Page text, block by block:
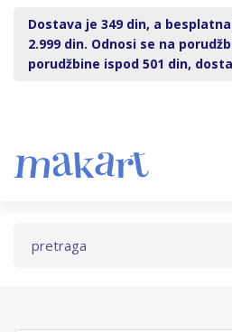
Dostava je 349 din, a
2.999 din. Odnosi se na
porudžbine ispod 501 din,